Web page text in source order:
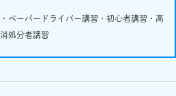
ペーパードライバー講習・初心者講習・高
処分者講習